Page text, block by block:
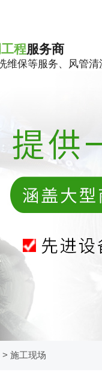
程服务商
维保等服务、风管清
> 施工现场